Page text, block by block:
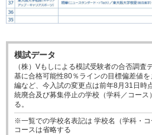
模試データ
（株）Vもしによる模試受験者の合否調査
基に合格可能性80％ラインの目標偏差値
編など、今入試の変更点は前年8月31日時
統廃合及び募集停止の学校（学科／コー
る。
※一覧での学校名表記は 学校名（学科・コ
コースは省略する